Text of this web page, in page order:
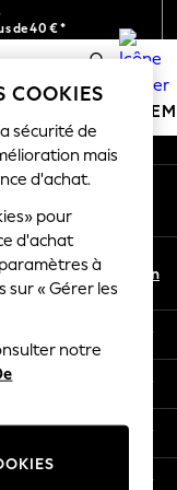
de 40 € *
En
COOKIES
sécurité de
mais
d'achat.
pour
d'achat
à
« Gérer les
notre